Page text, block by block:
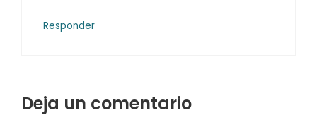
Responder
Deja un comentario